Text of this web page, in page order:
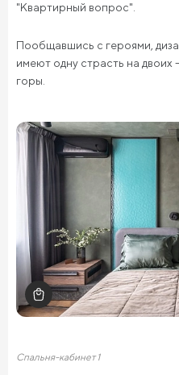
"Квартирный вопрос".
Пообщавшись с героями,
имеют одну страсть на двоих
горы.
Спальня-кабинет 1